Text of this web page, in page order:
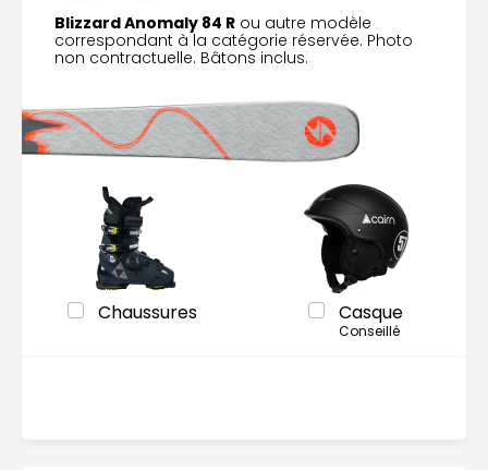
Blizzard Anomaly 84 R ou autre modèle
correspondant à la catégorie réservée. Photo
non contractuelle. Bâtons inclus.
Chaussures Casque
Conseillé